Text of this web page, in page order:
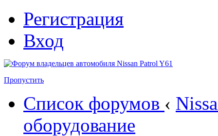
Регистрация
Вход
Пропустить
Список форумов ‹
оборудование